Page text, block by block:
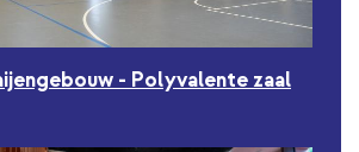
- Polyvalente zaal